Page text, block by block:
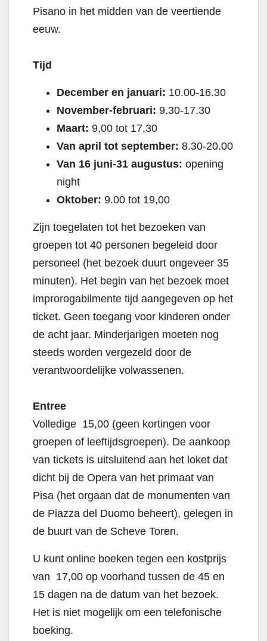
Pisano in het midden van de veertiende
eeuw.
Tijd
December en januari: 10.00-16.30
November-februari: 9.30-17.30
Maart: 9,00 tot 17,30
Van april tot september: 8.30-20.00
Van 16 juni-31 augustus: opening
night
Oktober: 9.00 tot 19,00
Zijn toegelaten tot het bezoeken van
groepen tot 40 personen begeleid door
personeel (het bezoek duurt ongeveer 35
minuten). Het begin van het bezoek moet
improrogabilmente tijd aangegeven op het
ticket. Geen toegang voor kinderen onder
de acht jaar. Minderjarigen moeten nog
steeds worden vergezeld door de
verantwoordelijke volwassenen.
Entree
Volledige  15,00 (geen kortingen voor
groepen of leeftijdsgroepen). De aankoop
van tickets is uitsluitend aan het loket dat
dicht bij de Opera van het primaat van
Pisa (het orgaan dat de monumenten van
de Piazza del Duomo beheert), gelegen in
de buurt van de Scheve Toren.
U kunt online boeken tegen een kostprijs
van  17,00 op voorhand tussen de 45 en
15 dagen na de datum van het bezoek.
Het is niet mogelijk om een ​​telefonische
boeking.